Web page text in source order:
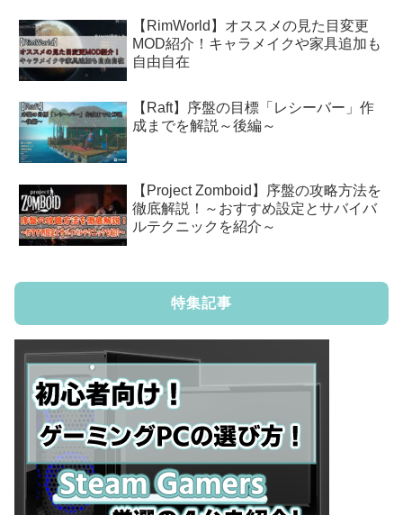
【RimWorld】オススメの見た目変更
MOD紹介！キャラメイクや家具追加も
自由自在
【Raft】序盤の目標「レシーバー」作
成までを解説～後編～
【Project Zomboid】序盤の攻略方法を
徹底解説！～おすすめ設定とサバイバ
ルテクニックを紹介～
特集記事